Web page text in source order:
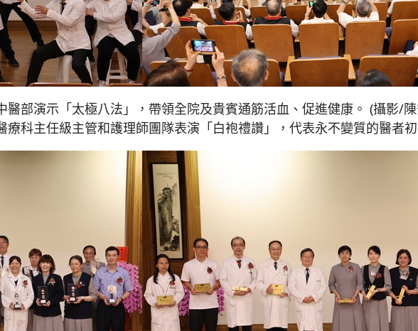
部演示「太極八法」，帶領全院及貴賓通筋活血、促進健康。 (攝影/
科主任級主管和護理師團隊表演「白袍禮讚」，代表永不變質的醫者